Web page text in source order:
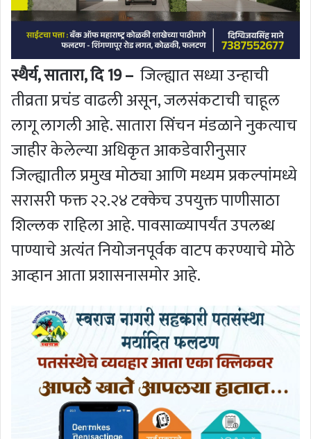
स्थैर्य, सातारा, दि 19 – जिल्ह्यात सध्या उन्हाची
तीव्रता प्रचंड वाढली असून, जलसंकटाची चाहूल
लागू लागली आहे. सातारा सिंचन मंडळाने नुकत्याच
जाहीर केलेल्या अधिकृत आकडेवारीनुसार
जिल्ह्यातील प्रमुख मोठ्या आणि मध्यम प्रकल्पांमध्ये
सरासरी फक्त २२.२४ टक्केच उपयुक्त पाणीसाठा
शिल्लक राहिला आहे. पावसाळ्यापर्यंत उपलब्ध
पाण्याचे अत्यंत नियोजनपूर्वक वाटप करण्याचे मोठे
आव्हान आता प्रशासनासमोर आहे.